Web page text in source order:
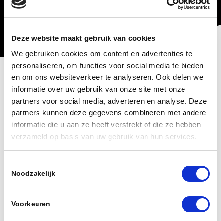
Deze website maakt gebruik van cookies
We gebruiken cookies om content en advertenties te
personaliseren, om functies voor social media te bieden
en om ons websiteverkeer te analyseren. Ook delen we
informatie over uw gebruik van onze site met onze
partners voor social media, adverteren en analyse. Deze
partners kunnen deze gegevens combineren met andere
informatie die u aan ze heeft verstrekt of die ze hebben
verzameld op basis van uw gebruik van hun services.
Noodzakelijk
Voorkeuren
Zetten
Technieken en specificaties
Onze vakkundige zetters werken met
kantbanken die zijn uitgerust met moderne
automatische gereedschapwisselaar. Dit
gecombineerd met onze offline
programmeersoftware, levert kwaliteit en